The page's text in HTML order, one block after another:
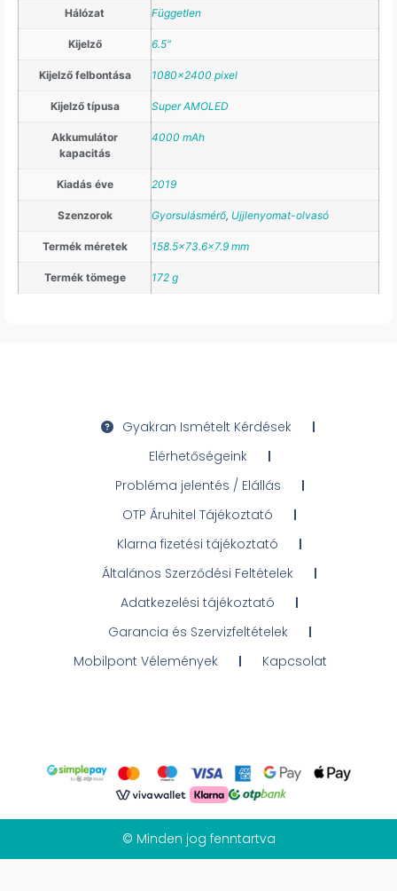
Hálózat Független
Kijelző 6.5"
Kijelző felbontása 1080×2400 pixel
Kijelző típusa Super AMOLED
Akkumulátor
kapacitás
4000 mAh
Kiadás éve 2019
Szenzorok Gyorsulásmérő, Ujjlenyomat-olvasó
Termék méretek 158.5×73.6×7.9 mm
Termék tömege 172 g
Gyakran Ismételt Kérdések
Elérhetőségeink
Probléma jelentés / Elállás
OTP Áruhitel Tájékoztató
Klarna fizetési tájékoztató
Általános Szerződési Feltételek
Adatkezelési tájékoztató
Garancia és Szervizfeltételek
Mobilpont Vélemények
Kapcsolat
© Minden jog fenntartva